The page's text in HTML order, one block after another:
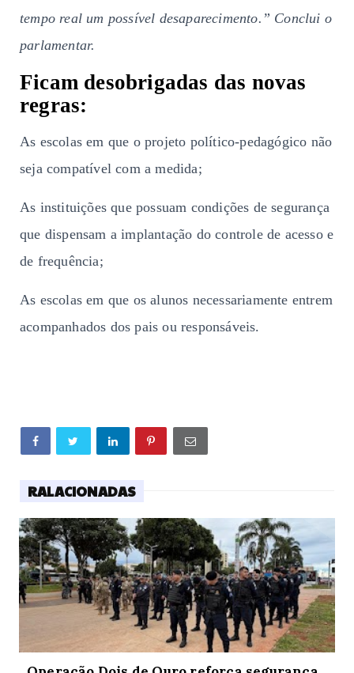
tempo real um possível desaparecimento.” Conclui o
parlamentar.
Ficam desobrigadas das novas
regras:
As escolas em que o projeto político-pedagógico não
seja compatível com a medida;
As instituições que possuam condições de segurança
que dispensam a implantação do controle de acesso e
de frequência;
As escolas em que os alunos necessariamente entrem
acompanhados dos pais ou responsáveis.
RALACIONADAS